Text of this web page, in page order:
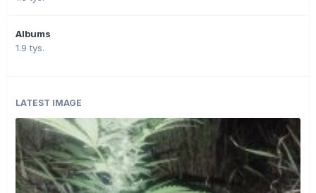
Albums
1.9 tys.
LATEST IMAGE